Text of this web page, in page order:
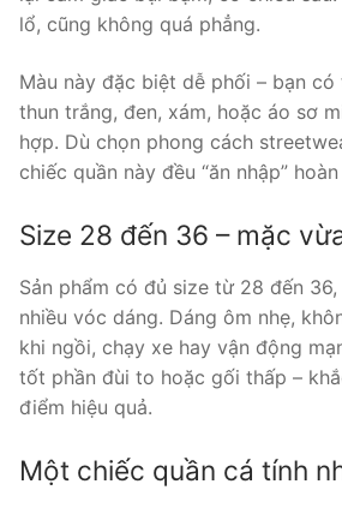
lổ, cũng không quá phẳng.
Màu này đặc biệt dễ phối – bạn có
thun trắng, đen, xám, hoặc áo sơ
hợp. Dù chọn phong cách
chiếc quần này đều “ăn nhập”
Size 28 đến 36 – mặc
Sản phẩm có đủ size từ 28 đến
nhiều vóc dáng. Dáng ôm nhẹ,
khi ngồi, chạy xe hay vận động
tốt phần đùi to hoặc gối thấp –
điểm hiệu quả.
Một chiếc quần cá tính